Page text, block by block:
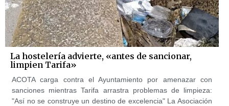
La hostelería advierte, «antes de sancionar,
limpien Tarifa»
ACOTA carga contra el Ayuntamiento por amenazar con
sanciones mientras Tarifa arrastra problemas de limpieza:
"Así no se construye un destino de excelencia" La Asociación